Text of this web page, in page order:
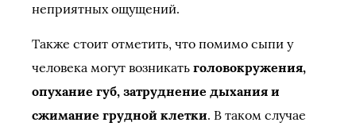
неприятных ощущений.
Также стоит отметить, что помимо сыпи у
человека могут возникать головокружения,
опухание губ, затруднение дыхания и
сжимание грудной клетки. В таком случае